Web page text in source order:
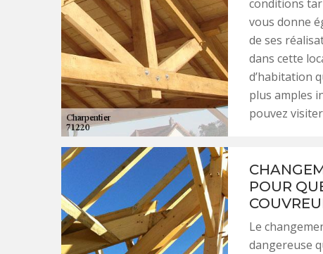
conditions
vous donne
de ses
dans cette
d’habitation
plus amples
pouvez
POUR
Le
dangereuse